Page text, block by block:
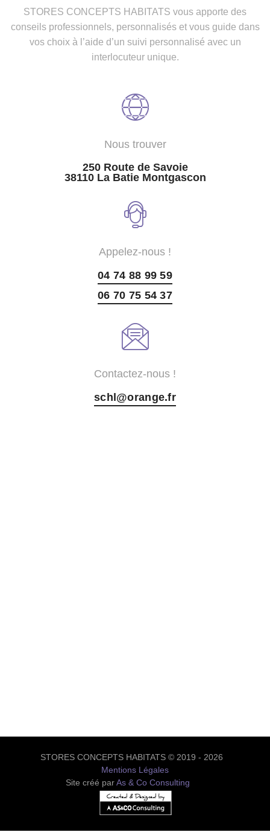
STORES CONCEPTS HABITATS vous apporte des
conseils professionnels, personnalisés et vous guide dans
vos choix à l’aide d’un suivi personnalisé avec un
interlocuteur unique.
Nous trouver
250 Route de Savoie
38110 La Batie Montgascon
Appelez-nous !
04 74 88 99 59
06 70 75 54 37
Contactez-nous !
schl@orange.fr
STORES CONCEPTS HABITATS © 2019 - 2026
Mentions Légales
Site créé parAs & Co Consulting